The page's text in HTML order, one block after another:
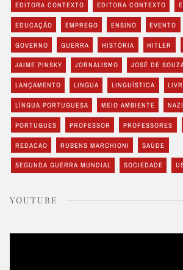
EDITORA CONTEXTO EDITORA CONTEXTO
EDUCAÇÃO EMPREGO ENSINO EVENTO
GOVERNO GUERRA HISTÓRIA HITLER
JAIME PINSKY JORNALISMO JOSÉ DE
LANÇAMENTO LINGUA LINGUÍSTICA
LÍNGUA PORTUGUESA MEIO AMBIENTE
PORTUGUES PROFESSOR PROFESSORES
REDACAO RUBENS MARCHIONI SAÚDE
SEGUNDA GUERRA MUNDIAL SOCIEDADE
YOUTUBE